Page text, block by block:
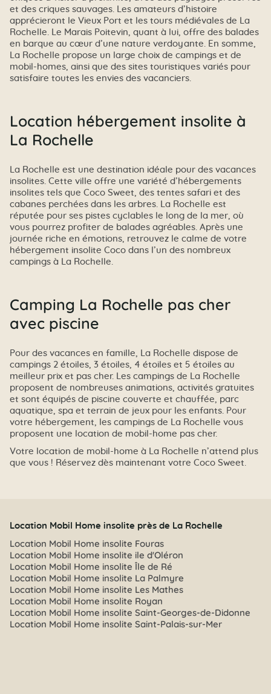
et des criques sauvages. Les amateurs d’histoire
apprécieront le Vieux Port et les tours médiévales de La
Rochelle. Le Marais Poitevin, quant à lui, offre des balades
en barque au cœur d’une nature verdoyante. En somme,
La Rochelle propose un large choix de campings et de
mobil-homes, ainsi que des sites touristiques variés pour
satisfaire toutes les envies des vacanciers.
Location hébergement insolite à
La Rochelle
La Rochelle est une destination idéale pour des vacances
insolites. Cette ville offre une variété d’hébergements
insolites tels que Coco Sweet, des tentes safari et des
cabanes perchées dans les arbres. La Rochelle est
réputée pour ses pistes cyclables le long de la mer, où
vous pourrez profiter de balades agréables. Après une
journée riche en émotions, retrouvez le calme de votre
hébergement insolite Coco dans l’un des nombreux
campings à La Rochelle.
Camping La Rochelle pas cher
avec piscine
Pour des vacances en famille, La Rochelle dispose de
campings 2 étoiles, 3 étoiles, 4 étoiles et 5 étoiles au
meilleur prix et pas cher. Les campings de La Rochelle
proposent de nombreuses animations, activités gratuites
et sont équipés de piscine couverte et chauffée, parc
aquatique, spa et terrain de jeux pour les enfants. Pour
votre hébergement, les campings de La Rochelle vous
proposent une location de mobil-home pas cher.
Votre location de mobil-home à La Rochelle n’attend plus
que vous ! Réservez dès maintenant votre Coco Sweet.
Location Mobil Home insolite près de La Rochelle
Location Mobil Home insolite Fouras
Location Mobil Home insolite ile d'Oléron
Location Mobil Home insolite Île de Ré
Location Mobil Home insolite La Palmyre
Location Mobil Home insolite Les Mathes
Location Mobil Home insolite Royan
Location Mobil Home insolite Saint-Georges-de-Didonne
Location Mobil Home insolite Saint-Palais-sur-Mer